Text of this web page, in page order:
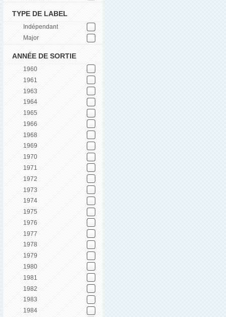
TYPE DE LABEL
Indépendant
Major
ANNÉE DE SORTIE
1960
1961
1963
1964
1965
1966
1968
1969
1970
1971
1972
1973
1974
1975
1976
1977
1978
1979
1980
1981
1982
1983
1984